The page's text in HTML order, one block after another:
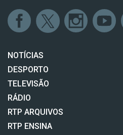
NOTÍCIAS
DESPORTO
TELEVISÃO
RÁDIO
RTP ARQUIVOS
RTP ENSINA